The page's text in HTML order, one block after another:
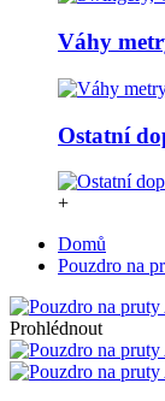
Váhy
Ostatní
+
Domů
Pouzdro na
Prohlédnout